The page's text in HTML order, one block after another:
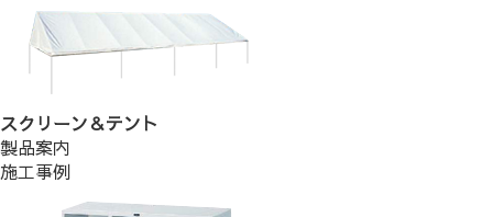
スクリーン＆テント
製品案内
施工事例